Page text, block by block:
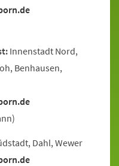
Innenstadt Nord,
Benhausen,
Dahl, Wewer